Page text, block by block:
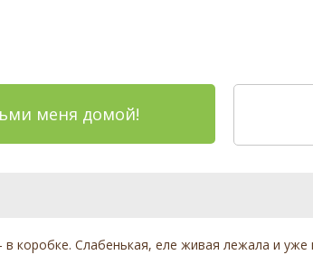
меня домой!
коробке. Слабенькая, еле живая лежала и уже